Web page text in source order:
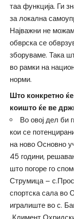
таа функција. Ги
за локална
Најважни не
обврска се
зборуваме. Така
во рамки на
норми.
Што конкретно
коишто ќе ве
Во овој дел би
кои се
на ново Основно
45 години,
што погоре го
Струмица –
спортска сала во
игралиште во с.